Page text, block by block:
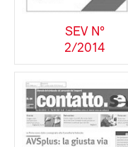
SEV N°
2/2014